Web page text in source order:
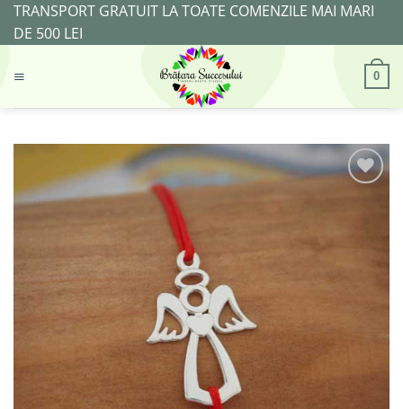
SkipTRANSPORT GRATUIT LA TOATE COMENZILE MAI MARI
DE 500 LEI
0